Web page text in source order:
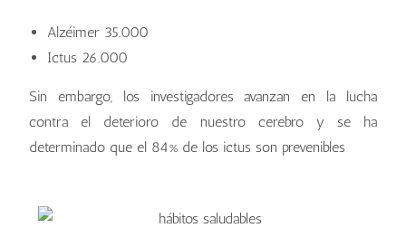
Alzéimer 35.000
Ictus 26.000
Sin embargo, los investigadores avanzan en la lucha
contra el deterioro de nuestro cerebro y se ha
determinado que el 84% de los ictus son prevenibles